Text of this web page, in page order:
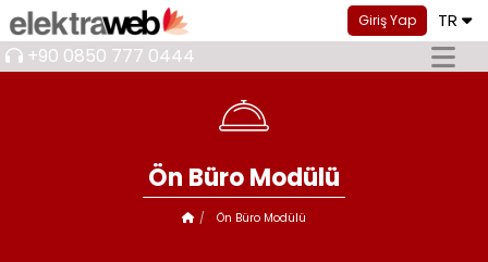
Giriş Yap TR
+90 0850 777 0444
Ön Büro Modülü
Ön Büro Modülü